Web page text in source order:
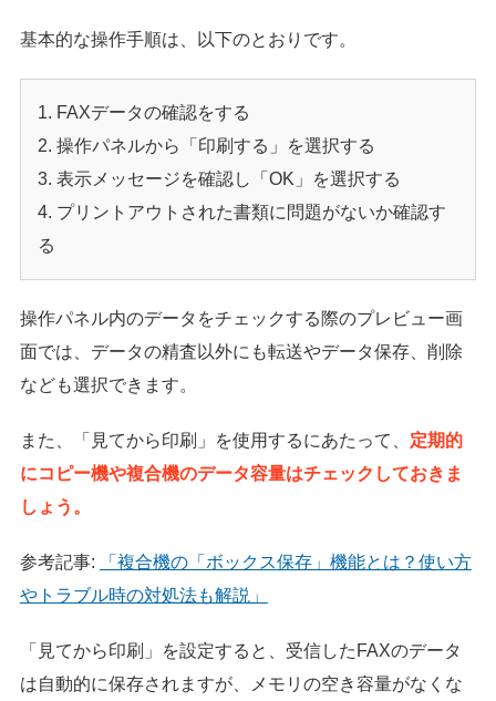
基本的な操作手順は、以下のとおりです。
FAXデータの確認をする
操作パネルから「印刷する」を選択する
表示メッセージを確認し「OK」を選択する
プリントアウトされた書類に問題がないか確認す
る
操作パネル内のデータをチェックする際のプレビュー画
面では、データの精査以外にも転送やデータ保存、削除
なども選択できます。
また、「見てから印刷」を使用するにあたって、 定期的
にコピー機や複合機のデータ容量はチェックしておきま
しょう。
参考記事:
「複合機の「ボックス保存」機能とは？使い方
やトラブル時の対処法も解説」
「見てから印刷」を設定すると、受信したFAXのデータ
は自動的に保存されますが、メモリの空き容量がなくな